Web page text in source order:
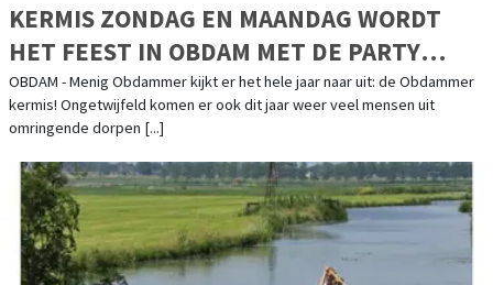
KERMIS ZONDAG EN MAANDAG WORDT
HET FEEST IN OBDAM MET DE PARTY
ROCKERS!
OBDAM - Menig Obdammer kijkt er het hele jaar naar uit: de Obdammer
kermis! Ongetwijfeld komen er ook dit jaar weer veel mensen uit
omringende dorpen [...]